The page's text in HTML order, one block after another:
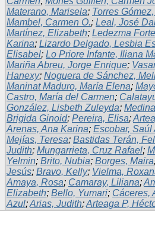
Materano, Marisela; Torres
Mambel, Carmen O.; Leal, José
Martínez, Elizabeth; Ledezma
Karina; Lizardo Delgado, Lesbia
Elisabel; Lo Priore Infante, Iliana
Mariña Abreu, Jorge Enrique;
Hanexy; Noguera de Sánchez,
Maninat Maduro, María Elena;
Castro, María del Carmen;
González, Lisbeth Zuleyda;
Brigida Ginoid; Pereira, Elisa;
Arenas, Ana Karina; Escobar, Saúl
Mejías, Teresa; Bastidas Terán,
Judith; Mungarrieta, Cruz Rafael;
Yelmin; Brito, Nubia; Borges, Maira
Jesús; Bravo, Kelly; Vielma,
Amaya, Rosa; Camaray, Liliana;
Elizabeth; Bello, Yumari; Cáceres,
Azul;Arias, Judith;Arteaga P,